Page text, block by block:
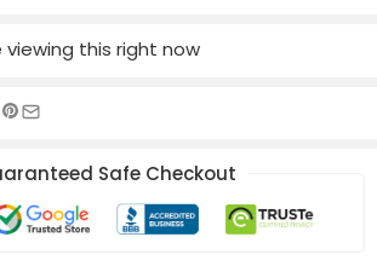
viewing this right now
Safe Checkout